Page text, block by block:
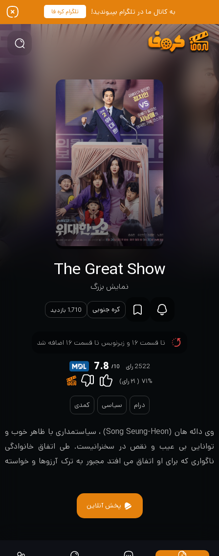
به کانال ما در تلگرام بپیوندید! تلگرام کره فا
The Great Show
نمایش بزرگ
کره جنوبی 1,710 بازدید
تا قسمت ۱۶ و زیرنویس تا قسمت ۱۶ اضافه شد
7.8 /10
2522 رای
۷۱% ( ۲۱ رای)
درام سیاسی کمدی
وی دائه هان (Song Seung-Heon) ، سیاستمداری با ظاهر خوب و
توانایی بی عیب و نقص در سخنرانیست. طی اتفاق خانوادگی
ناگواری که برای او اتفاق می افتد مجبور به ترک آرزوها و خواسته
دختری هجده ساله به ملاقات او می آید و ادعا میکند که وی دائه
هان پدر واقعی اوست و مادر خود را طی تصادفی از دست داده و
اکنون به تنهایی از سه خواهر و برادر خود مراقبت میکند. بنابراین وی
مجددا خودش را برای نماینده مجلس شدن، آماده کند…
پخش آنلاین